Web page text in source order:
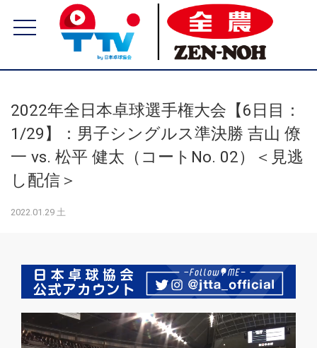
2022年全日本卓球選手権大会【6日目：
1/29】：男子シングルス準決勝 吉山 僚
一 vs. 松平 健太（コートNo. 02）＜見逃
し配信＞
2022.01.29 土